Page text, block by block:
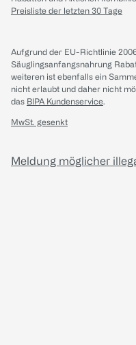
Preisliste der letzten 30 Tage
Aufgrund der EU-Richtlinie
Säuglingsanfangsnahrung
weiteren ist ebenfalls ein
nicht erlaubt und daher nicht
das BIPA Kundenservice.
MwSt. gesenkt
Meldung möglicher